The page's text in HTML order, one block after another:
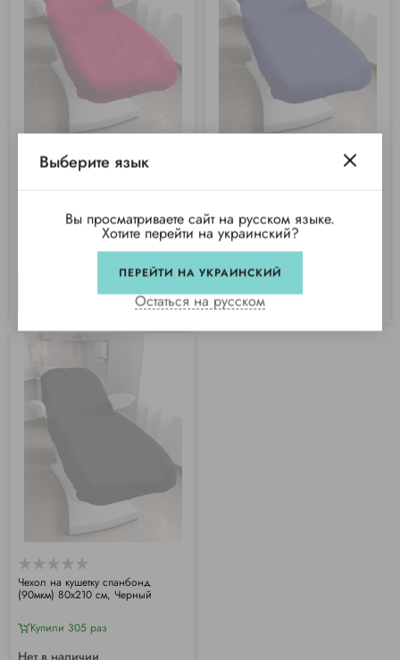
Купили 15 раз
Нет в наличии
СООБЩИТЬ
Купили 109 раз
Нет в наличии
СООБЩИТЬ
Чехол на кушетку спанбонд
(90мкм) 80х210 см, Черный
Купили 305 раз
Нет в наличии
Выберите язык
Вы просматриваете сайт на русском языке.
Хотите перейти на украинский?
ПЕРЕЙТИ НА УКРАИНСКИЙ
Остаться на русском